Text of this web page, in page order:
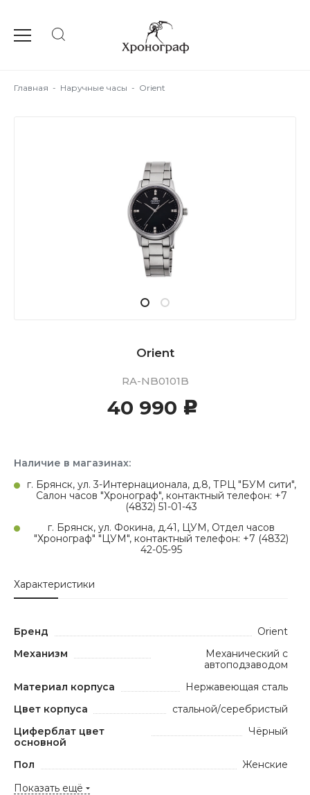
Главная - Наручные часы - Orient
Orient
RA-NB0101B
40 990 c
Наличие в магазинах:
г. Брянск, ул. 3-Интернационала, д.8, ТРЦ "БУМ сити",
Салон часов "Хронограф", контактный телефон: +7
(4832) 51-01-43
г. Брянск, ул. Фокина, д.41, ЦУМ, Отдел часов
"Хронограф" "ЦУМ", контактный телефон: +7 (4832)
42-05-95
Характеристики
Бренд
Orient
Механизм
Механический с
автоподзаводом
Материал корпуса
Нержавеющая сталь
Цвет корпуса
стальной/серебристый
Циферблат цвет
основной
Чёрный
Пол
Женские
Показать ещё